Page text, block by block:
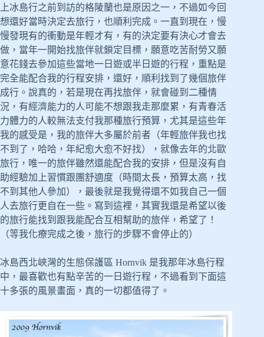
上冰島行之前到訪的格陵蘭也是原因之一，不過如今回
想還好當時決定去旅行，也順利完成。一直到現在，慢
慢發現有的衝動是年輕才有，有的決定要有決心才會去
做，當年一開始找旅伴就鎖定目標，願意吃苦耐勞又願
意花錢去參加這些當地一日遊或半日遊的行程，重點是
完全能配合我的行程安排，還好，順利找到了幾個旅伴
成行。說真的，若是現在再找旅伴，就會碰到二種情
況，有經濟能力的人可能不想跟我走那麼累，有青春活
力體力的人較無法支付我那種旅行預算，尤其是這些年
我的感受是，我的旅伴大多屬於前者（年輕旅伴我也找
不到了，哈哈，年紀愈大愈不好找），就像去年的北歐
旅行，唯一的旅伴雖然還能配合我的安排，但是沒有自
助經驗加上習慣跟團舒適度（時間太長，預算太高，找
不到其他人參加），最後就是我覺得還不如我自己一個
人去旅行更自在一些。寫到這裡，其實我還是希望以後
的旅行能找到跟我能配合互相幫助的旅伴，希望了！
（等我化療完成之後，旅行的步驟不會停止的）
冰島西北峽灣的生態保護區 Hornvik 是我那年冰島行程
中，最喜歡也有點辛苦的一日遊行程，不過看到下面這
十多張的風景畫面，真的一切都值得了。